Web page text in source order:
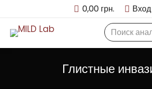
0,00 грн. Вход
Search:
Глистные